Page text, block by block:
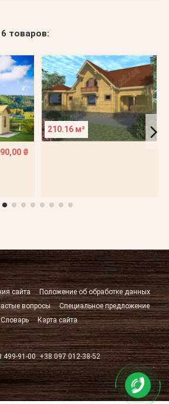
товаров:
₴
210.16 м²
сайта
Положение об обработке данных
вопросы
Специальное предложение
Словарь
Карта сайта
499-91-00 +38 097 012-38-52